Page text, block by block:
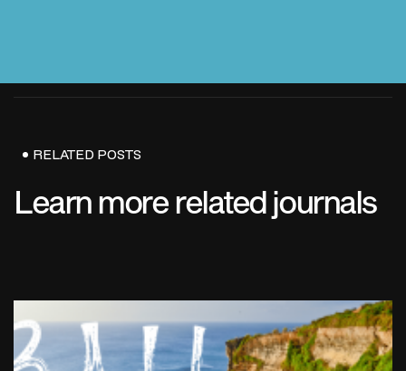
RELATED POSTS
Learn more related journals